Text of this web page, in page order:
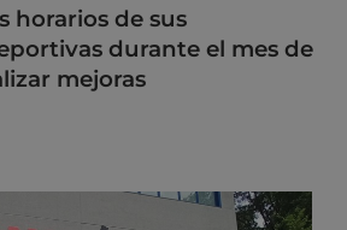
horarios de sus
durante el mes de
mejoras